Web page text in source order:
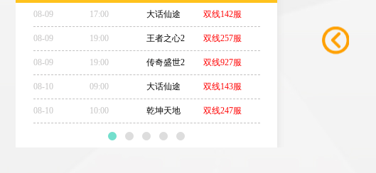
08-09 17:00 大话仙途 双线142服
08-09 19:00 王者之心2 双线257服
08-09 19:00 传奇盛世2 双线927服
08-10 09:00 大话仙途 双线143服
08-10 10:00 乾坤天地 双线247服